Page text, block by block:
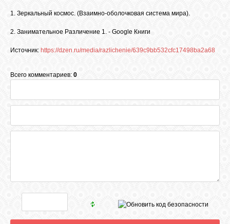
1. Зеркальный космос. (Взаимно-оболочковая система мира).
2. Занимательное Различение 1. - Google Книги
Источник: https://dzen.ru/media/razlichenie/639c9bb532cfc17498ba2a68
Всего комментариев: 0